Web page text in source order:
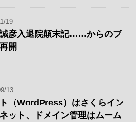
19
彦入退院顛末記……からのブ
開
13
（WordPress）はさくらイン
ット、ドメイン管理はムーム